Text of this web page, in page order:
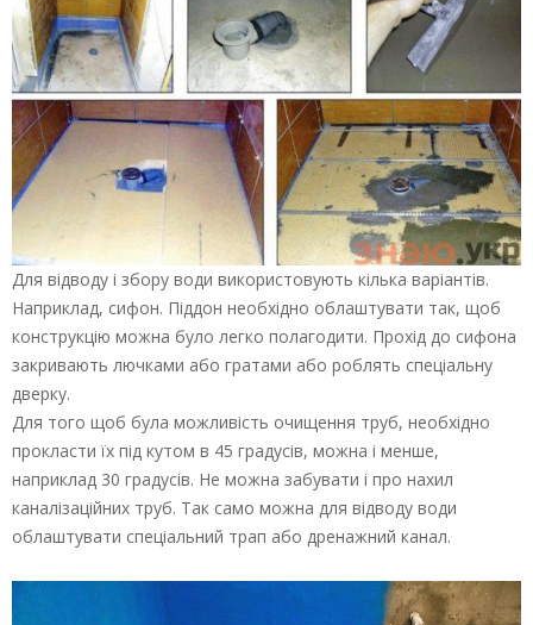
Для відводу і збору води використовують кілька варіантів.
Наприклад, сифон. Піддон необхідно облаштувати так, щоб
конструкцію можна було легко полагодити. Прохід до сифона
закривають лючками або гратами або роблять спеціальну
дверку.
Для того щоб була можливість очищення труб, необхідно
прокласти їх під кутом в 45 градусів, можна і менше,
наприклад 30 градусів. Не можна забувати і про нахил
каналізаційних труб. Так само можна для відводу води
облаштувати спеціальний трап або дренажний канал.